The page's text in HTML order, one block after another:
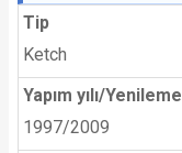
Tip
Ketch
Yapım yılı/Yenileme
1997/2009